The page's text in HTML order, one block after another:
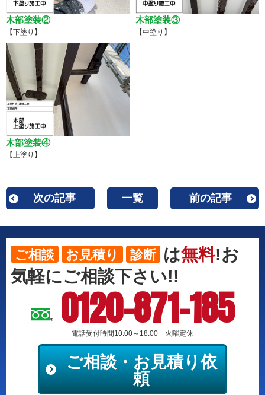
木部塗装②
【下塗り】
木部塗装③
【中塗り】
木部塗装④
【上塗り】
次の記事 一覧 前の記事
ご相談 お見積り 診断 は無料!お
気軽にご相談下さい!!
0120-871-185
電話受付時間10:00～18:00 火曜定休
ご相談・お見積り依
頼